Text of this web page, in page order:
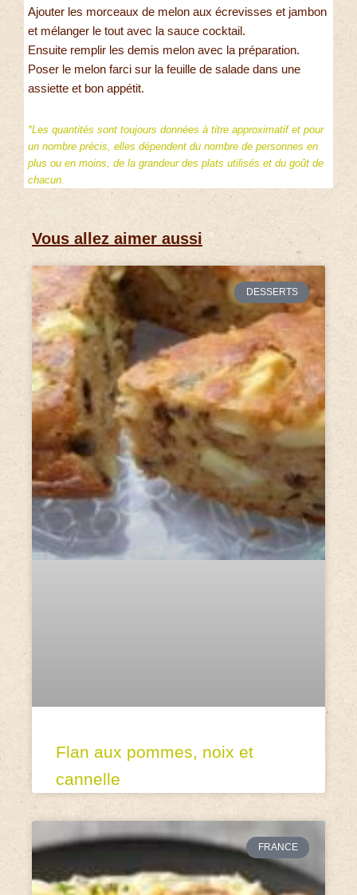
Ajouter les morceaux de melon aux écrevisses et jambon
et mélanger le tout avec la sauce cocktail.
Ensuite remplir les demis melon avec la préparation.
Poser le melon farci sur la feuille de salade dans une
assiette et bon appétit.
*Les quantités sont toujours données à titre approximatif et pour
un nombre précis, elles dépendent du nombre de personnes en
plus ou en moins, de la grandeur des plats utilisés et du goût de
chacun.
Vous allez aimer aussi
DESSERTS
Flan aux pommes, noix et
cannelle
FRANCE